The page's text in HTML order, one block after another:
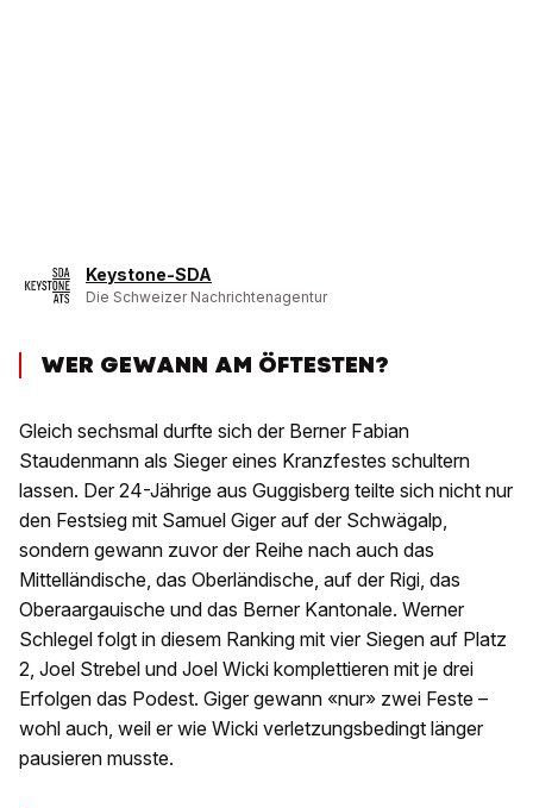
Keystone-SDA
Die Schweizer Nachrichtenagentur
WER GEWANN AM ÖFTESTEN?
Gleich sechsmal durfte sich der Berner Fabian
Staudenmann als Sieger eines Kranzfestes schultern
lassen. Der 24-Jährige aus Guggisberg teilte sich nicht nur
den Festsieg mit Samuel Giger auf der Schwägalp,
sondern gewann zuvor der Reihe nach auch das
Mittelländische, das Oberländische, auf der Rigi, das
Oberaargauische und das Berner Kantonale. Werner
Schlegel folgt in diesem Ranking mit vier Siegen auf Platz
2, Joel Strebel und Joel Wicki komplettieren mit je drei
Erfolgen das Podest. Giger gewann «nur» zwei Feste –
wohl auch, weil er wie Wicki verletzungsbedingt länger
pausieren musste.